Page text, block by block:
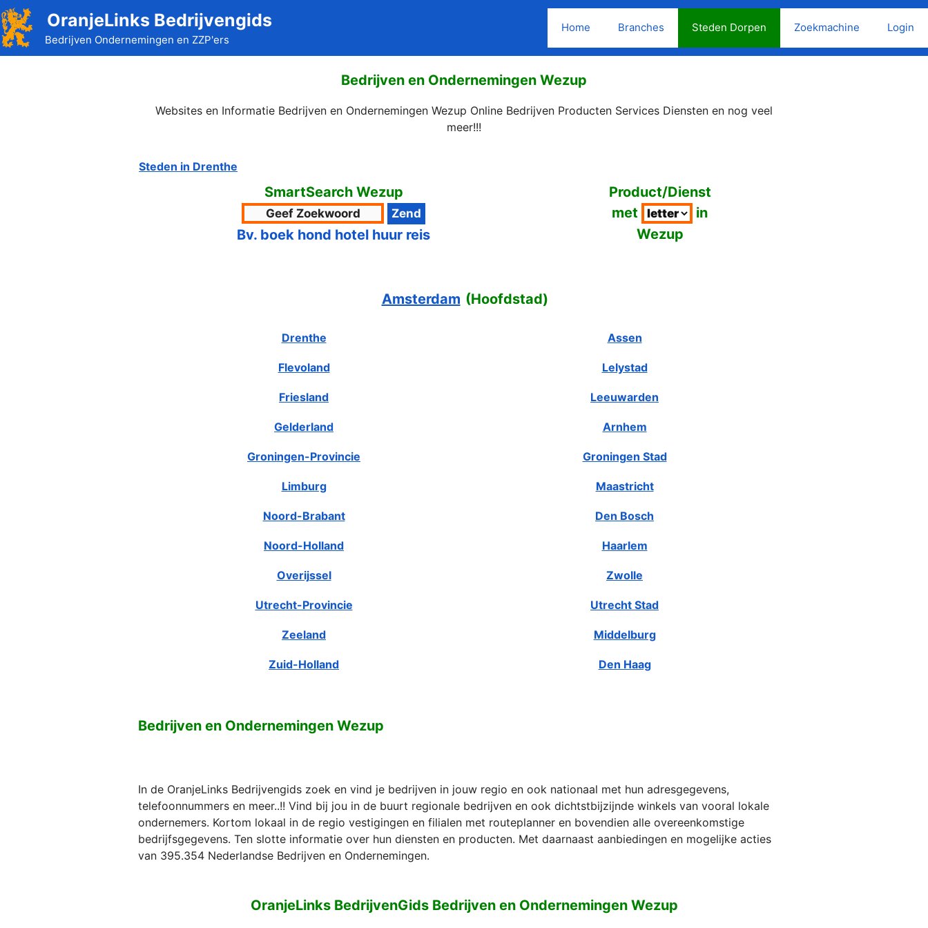
Ga
naar
de
inhoud
OranjeLinks Bedrijvengids
Bedrijven Ondernemingen en ZZP'ers
Home Branches Steden Dorpen Zoekmachine Login
Bedrijven en Ondernemingen Wezup
Websites en Informatie Bedrijven en Ondernemingen Wezup Online Bedrijven Producten Services Diensten en nog veel
meer!!!
Steden in Drenthe
SmartSearch Wezup
Bv. boek hond hotel huur reis
Product/Dienst
met
in
Wezup
Amsterdam (Hoofdstad)
Drenthe Assen
Flevoland Lelystad
Friesland Leeuwarden
Gelderland Arnhem
Groningen-Provincie Groningen Stad
Limburg Maastricht
Noord-Brabant Den Bosch
Noord-Holland Haarlem
Overijssel Zwolle
Utrecht-Provincie Utrecht Stad
Zeeland Middelburg
Zuid-Holland Den Haag
Bedrijven en Ondernemingen Wezup
In de OranjeLinks Bedrijvengids zoek en vind je bedrijven in jouw regio en ook nationaal met hun adresgegevens,
telefoonnummers en meer..!! Vind bij jou in de buurt regionale bedrijven en ook dichtstbijzijnde winkels van vooral lokale
ondernemers. Kortom lokaal in de regio vestigingen en filialen met routeplanner en bovendien alle overeenkomstige
bedrijfsgegevens. Ten slotte informatie over hun diensten en producten. Met daarnaast aanbiedingen en mogelijke acties
van 395.354 Nederlandse Bedrijven en Ondernemingen.
OranjeLinks BedrijvenGids Bedrijven en Ondernemingen Wezup